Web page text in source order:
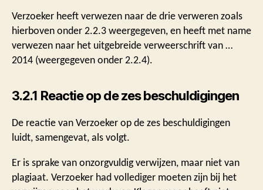
Verzoeker heeft verwezen naar de drie verweren zoals
hierboven onder 2.2.3 weergegeven, en heeft met name
verwezen naar het uitgebreide verweerschrift van …
2014 (weergegeven onder 2.2.4).
3.2.1 Reactie op de zes beschuldigingen
De reactie van Verzoeker op de zes beschuldigingen
luidt, samengevat, als volgt.
Er is sprake van onzorgvuldig verwijzen, maar niet van
plagiaat. Verzoeker had vollediger moeten zijn bij het